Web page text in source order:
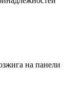
на панели